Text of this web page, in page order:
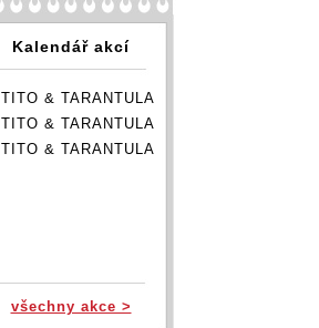
Kalendář akcí
TITO & TARANTULA
TITO & TARANTULA
TITO & TARANTULA
všechny akce >